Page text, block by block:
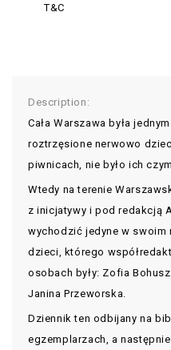
T&C
Description:
Cała Warszawa była
roztrzęsione nerwowo
piwnicach, nie było ich
Wtedy na terenie
z inicjatywy i pod redakcją
wychodzić jedyne w swoim
dzieci, którego
osobach były: Zofia
Janina Przeworska.
Dziennik ten odbijany na
egzemplarzach, a